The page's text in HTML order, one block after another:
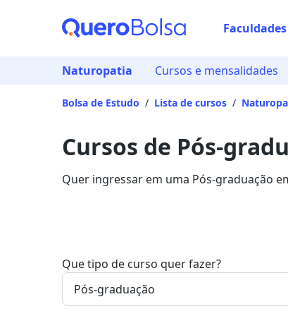
Faculdades
Naturopatia Cursos e mensalidades
Bolsa de Estudo / Lista de cursos /
Cursos de Pós-
Quer ingressar em uma Pós-graduação
Que tipo de curso quer fazer?